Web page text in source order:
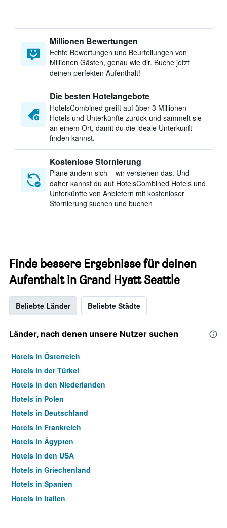
Millionen Bewertungen
Echte Bewertungen und Beurteilungen von
Millionen Gästen, genau wie dir. Buche jetzt
deinen perfekten Aufenthalt!
Die besten Hotelangebote
HotelsCombined greift auf über 3 Millionen
Hotels und Unterkünfte zurück und sammelt sie
an einem Ort, damit du die ideale Unterkunft
finden kannst.
Kostenlose Stornierung
Pläne ändern sich – wir verstehen das. Und
daher kannst du auf HotelsCombined Hotels und
Unterkünfte von Anbietern mit kostenloser
Stornierung suchen und buchen
Finde bessere Ergebnisse für deinen
Aufenthalt in Grand Hyatt Seattle
Beliebte Länder Beliebte Städte
Länder, nach denen unsere Nutzer suchen
Hotels in Österreich
Hotels in der Türkei
Hotels in den Niederlanden
Hotels in Polen
Hotels in Deutschland
Hotels in Frankreich
Hotels in Ägypten
Hotels in den USA
Hotels in Griechenland
Hotels in Spanien
Hotels in Italien